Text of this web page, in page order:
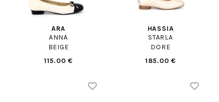
ARA
ANNA
BEIGE
115.00 €
HASSIA
STARLA
DORE
185.00 €